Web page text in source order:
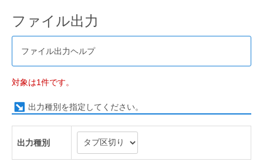
ファイル出力
ファイル出力ヘルプ
対象は1件です。
出力種別を指定してください。
出力種別